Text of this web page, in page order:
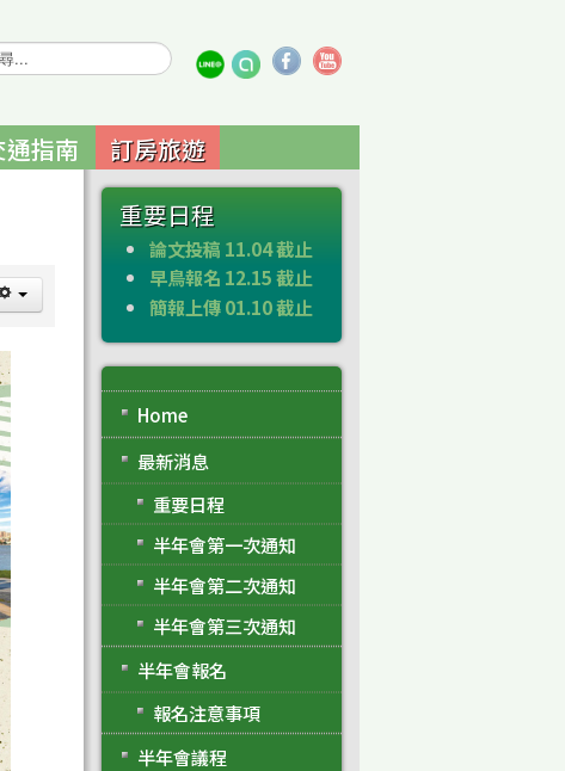
通指南 訂房旅遊
重要日程
論文投稿 11.04 截止
早鳥報名 12.15 截止
簡報上傳 01.10 截止
Home
最新消息
重要日程
半年會第一次通知
半年會第二次通知
半年會第三次通知
半年會報名
報名注意事項
半年會議程